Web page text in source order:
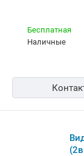
Бесплатная
наличные